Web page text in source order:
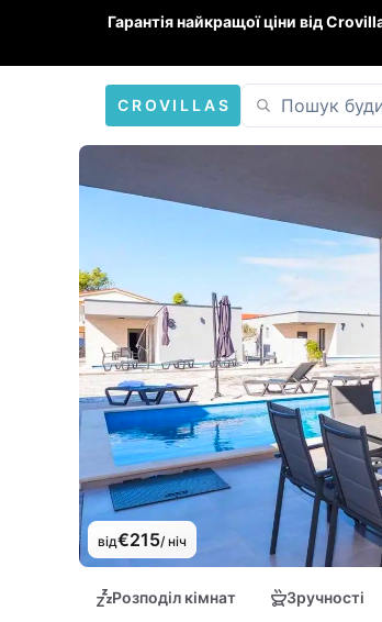
Гарантія найкращої ціни від
CROVILLAS
від€215/ ніч
Розподіл кімнат Зручності